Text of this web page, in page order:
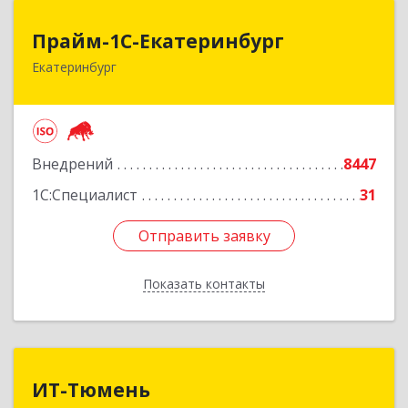
Прайм-1С-Екатеринбург
Екатеринбург
Внедрений
8447
1С:Специалист
31
Отправить заявку
Показать контакты
Прайм-1С-Екатеринбург
620142, Свердловская обл, Екатеринбург г, 8
Отправить заявку
Назад
ИТ-Тюмень